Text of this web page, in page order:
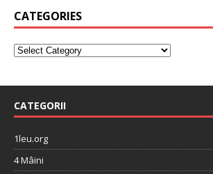
CATEGORIES
CATEGORII
1leu.org
4 Mâini